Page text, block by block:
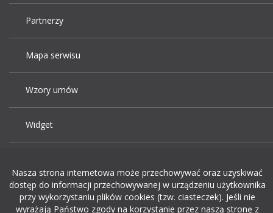
Partnerzy
Mapa serwisu
Wzory umów
Widget
Dodaj ogłoszenie o pracę
Nasza strona internetowa może przechowywać oraz uzyskiwać
dostęp do informacji przechowywanej w urządzeniu użytkownika
przy wykorzystaniu plików cookies (tzw. ciasteczek). Jeśli nie
wyrażają Państwo zgody na korzystanie przez naszą stronę z